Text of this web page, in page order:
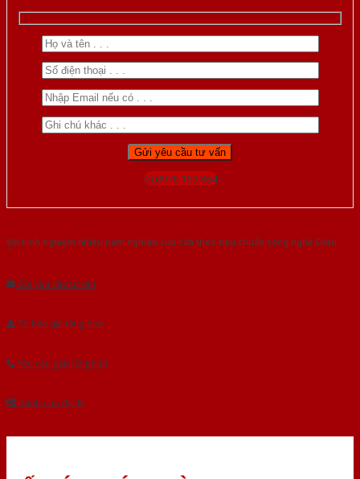
Gọi 0976.169.864
Với kinh nghiệm nhiêu năm nghiên cứu cửa theo tiêu chuẩn công nghệ Châu
Gửi yêu cầu tư vấn
Tải báo giá tổng hợp
Yêu cầu gọi lại (3 phút)
Dành cho đại lý